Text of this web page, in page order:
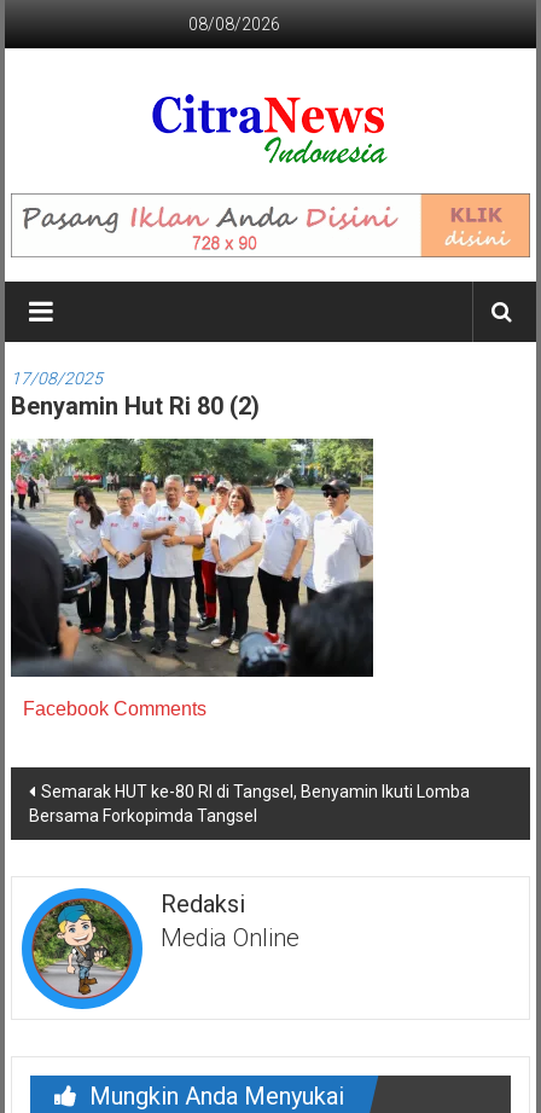
08/08/2026
CITRANEWS
INDONESIA
BERANI
DAN
KRISTIS
17/08/2025
Benyamin Hut Ri 80 (2)
Facebook Comments
Navigasi
pos
Semarak HUT ke-80 RI di Tangsel, Benyamin Ikuti Lomba
Bersama Forkopimda Tangsel
Redaksi
Media Online
Mungkin Anda Menyukai